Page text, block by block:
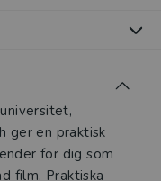
via Studora.se
dagar. Observera
produkter för din
ger en praktisk
för dig som
film. Praktiska